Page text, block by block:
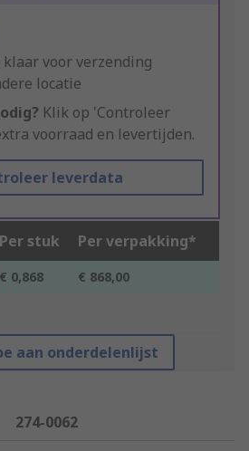
klaar voor verzending
locatie
Klik op 'Controleer
voorraad en levertijden.
leverdata
Per stuk Per verpakking*
€ 0,868 € 868,00
aan onderdelenlijst
274-0062